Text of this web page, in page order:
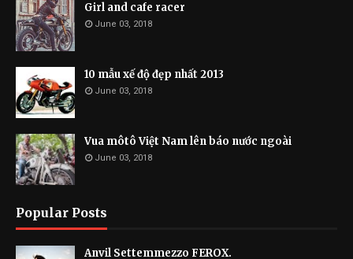
Girl and cafe racer
June 03, 2018
10 mẫu xế độ đẹp nhất 2013
June 03, 2018
Vua môtô Việt Nam lên báo nước ngoài
June 03, 2018
Popular Posts
Anvil Settemmezzo FEROX.